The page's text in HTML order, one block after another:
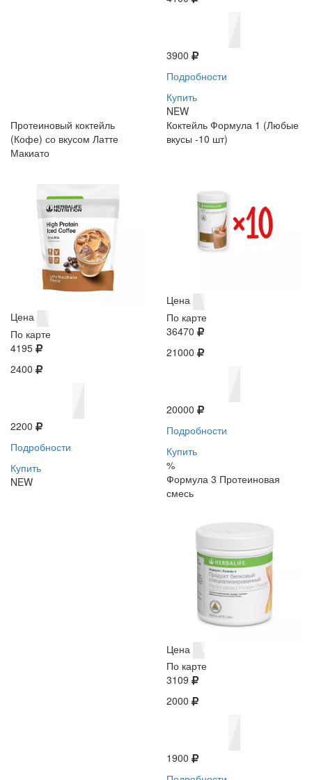
3900
Подробности
Купить
NEW
Протеиновый коктейль
(Кофе) со вкусом Латте
Макиато
Цена
По карте
4195
2400
2200
Подробности
Купить
NEW
Коктейль Формула 1 (Любые
вкусы -10 шт)
Цена
По карте
36470
21000
20000
Подробности
Купить
%
Формула 3 Протеиновая
смесь
Цена
По карте
3109
2000
1900